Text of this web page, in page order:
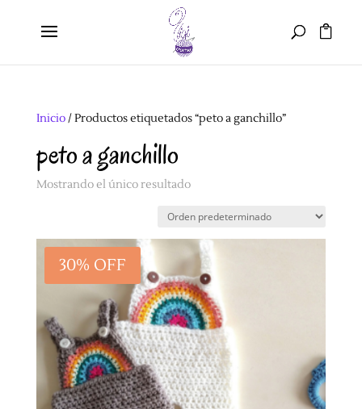
Inicio/ Productos etiquetados “peto a ganchillo”
peto a ganchillo
Mostrando el único resultado
30% OFF